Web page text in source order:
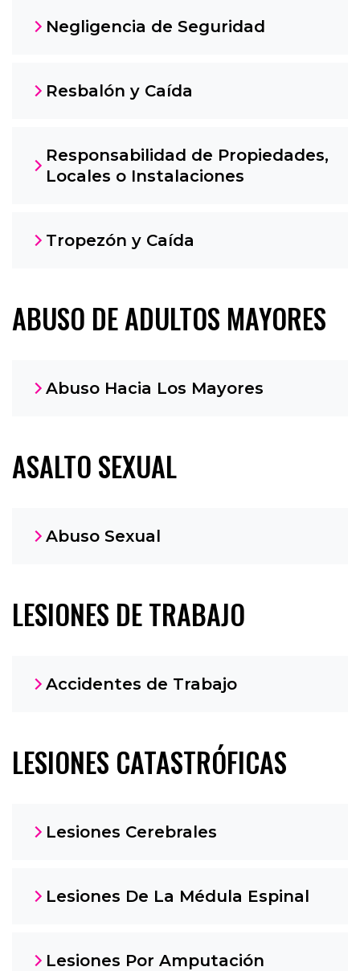
Negligencia de Seguridad
Resbalón y Caída
Responsabilidad de Propiedades,
Locales o Instalaciones
Tropezón y Caída
ABUSO DE ADULTOS MAYORES
Abuso Hacia Los Mayores
ASALTO SEXUAL
Abuso Sexual
LESIONES DE TRABAJO
Accidentes de Trabajo
LESIONES CATASTRÓFICAS
Lesiones Cerebrales
Lesiones De La Médula Espinal
Lesiones Por Amputación